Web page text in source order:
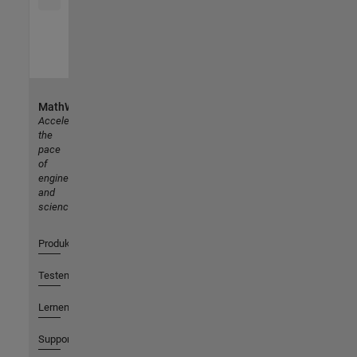
MathWorks
Accelerating
the
pace
of
engineering
and
science
Produkte
Testen oder Kaufen
Lernen
Support